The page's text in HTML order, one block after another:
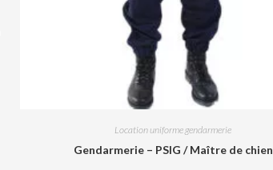
Location uniforme gendarmerie
Gendarmerie – PSIG / Maître de chien